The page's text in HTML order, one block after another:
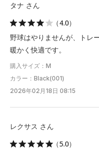
タナ さん
（4.0）
野球はやりませんが、トレ
暖かく快適です。
購入サイズ：M
カラー：Black(001)
2026年02月18日 08:15
レクサス さん
（5.0）